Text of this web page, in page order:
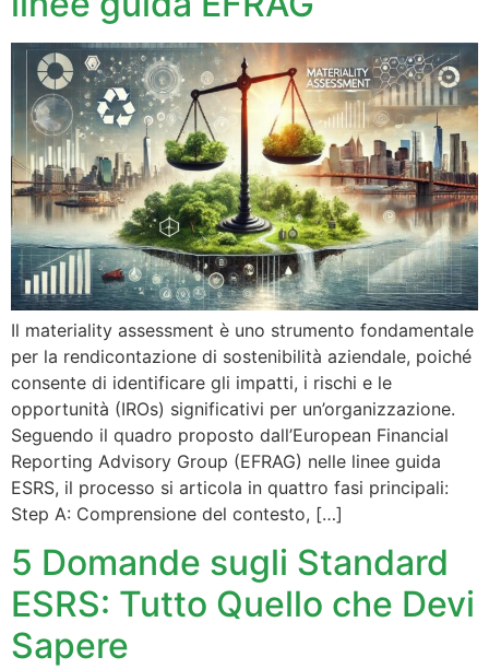
Il materiality assessment è uno strumento fondamentale
per la rendicontazione di sostenibilità aziendale, poiché
consente di identificare gli impatti, i rischi e le
opportunità (IROs) significativi per un’organizzazione.
Seguendo il quadro proposto dall’European Financial
Reporting Advisory Group (EFRAG) nelle linee guida
ESRS, il processo si articola in quattro fasi principali:
Step A: Comprensione del contesto, […]
5 Domande sugli Standard
ESRS: Tutto Quello che Devi
Sapere